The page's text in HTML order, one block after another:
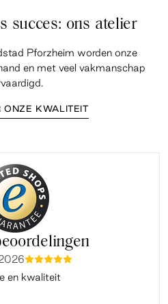
succes: ons atelier
Pforzheim worden onze
en met veel vakmanschap
ONZE KWALITEIT
mmmmm
en kwaliteit